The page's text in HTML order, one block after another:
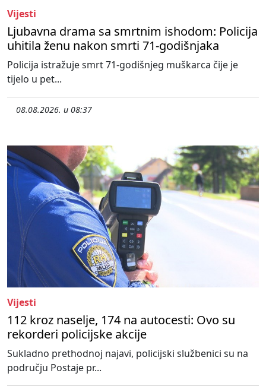
Vijesti
Ljubavna drama sa smrtnim ishodom: Policija
uhitila ženu nakon smrti 71-godišnjaka
Policija istražuje smrt 71-godišnjeg muškarca čije je
tijelo u pet...
08.08.2026. u 08:37
Vijesti
112 kroz naselje, 174 na autocesti: Ovo su
rekorderi policijske akcije
Sukladno prethodnoj najavi, policijski službenici su na
području Postaje pr...